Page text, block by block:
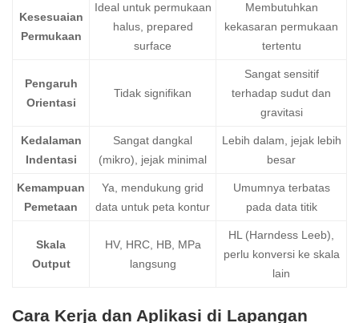
Kesesuaian
Permukaan
Ideal untuk permukaan
halus, prepared
surface
Membutuhkan
kekasaran permukaan
tertentu
Pengaruh
Orientasi
Tidak signifikan
Sangat sensitif
terhadap sudut dan
gravitasi
Kedalaman
Indentasi
Sangat dangkal
(mikro), jejak minimal
Lebih dalam, jejak lebih
besar
Kemampuan
Pemetaan
Ya, mendukung grid
data untuk peta kontur
Umumnya terbatas
pada data titik
Skala
Output
HV, HRC, HB, MPa
langsung
HL (Harndess Leeb),
perlu konversi ke skala
lain
Cara Kerja dan Aplikasi di Lapangan